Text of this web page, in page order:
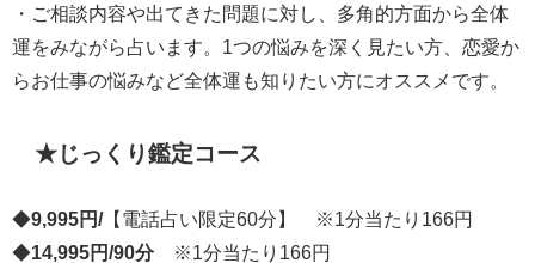
・ご相談内容や出てきた問題に対し、多角的方面から全体
運をみながら占います。1つの悩みを深く見たい方、恋愛か
らお仕事の悩みなど全体運も知りたい方にオススメです。
★じっくり鑑定コース
◆9,995円/【電話占い限定60分】 ※1分当たり166円
◆14,995円/90分※1分当たり166円